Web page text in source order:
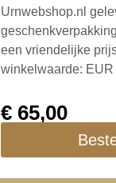
Urnwebshop.nl
een vriendelijke
winkelwaarde: EUR
€ 65,00